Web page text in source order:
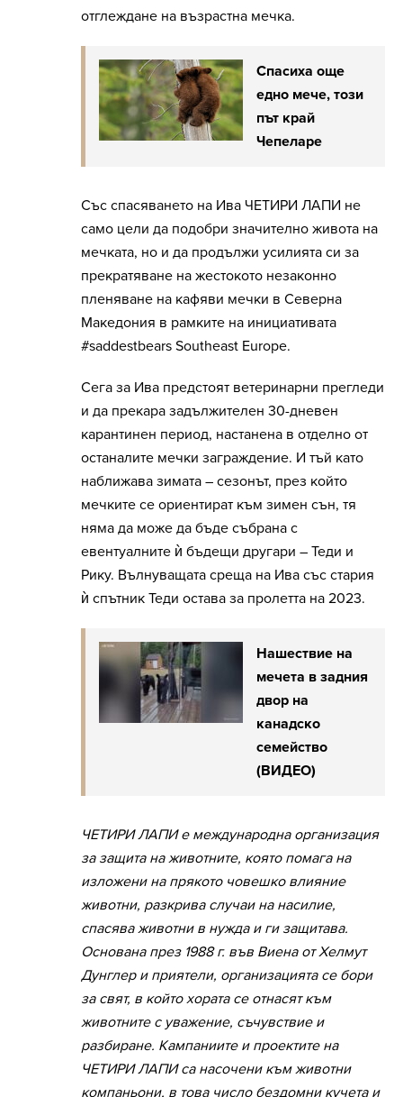
отглеждане на възрастна мечка.
Спасиха още
едно мече, този
път край
Чепеларе
Със спасяването на Ива ЧЕТИРИ ЛАПИ не
само цели да подобри значително живота на
мечката, но и да продължи усилията си за
прекратяване на жестокото незаконно
пленяване на кафяви мечки в Северна
Македония в рамките на инициативата
#saddestbears Southeast Europe.
Сега за Ива предстоят ветеринарни прегледи
и да прекара задължителен 30-дневен
карантинен период, настанена в отделно от
останалите мечки заграждение. И тъй като
наближава зимата – сезонът, през който
мечките се ориентират към зимен сън, тя
няма да може да бъде събрана с
евентуалните ѝ бъдещи другари – Теди и
Рику. Вълнуващата среща на Ива със стария
ѝ спътник Теди остава за пролетта на 2023.
Нашествие на
мечета в задния
двор на
канадско
семейство
(ВИДЕО)
ЧЕТИРИ ЛАПИ е международна организация
за защита на животните, която помага на
изложени на прякото човешко влияние
животни, разкрива случаи на насилие,
спасява животни в нужда и ги защитава.
Основана през 1988 г. във Виена от Хелмут
Дунглер и приятели, организацията се бори
за свят, в който хората се отнасят към
животните с уважение, съчувствие и
разбиране. Кампаниите и проектите на
ЧЕТИРИ ЛАПИ са насочени към животни
компаньони, в това число бездомни кучета и